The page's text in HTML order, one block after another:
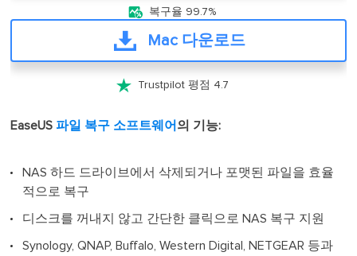
 복구율 99.7%
Mac 다운로드
 Trustpilot 평점 4.7
EaseUS파일 복구 소프트웨어 의 기능:
NAS 하드 드라이브에서 삭제되거나 포맷된 파일을 효율
적으로 복구
디스크를 꺼내지 않고 간단한 클릭으로 NAS 복구 지원
Synology, QNAP, Buffalo, Western Digital, NETGEAR 등과